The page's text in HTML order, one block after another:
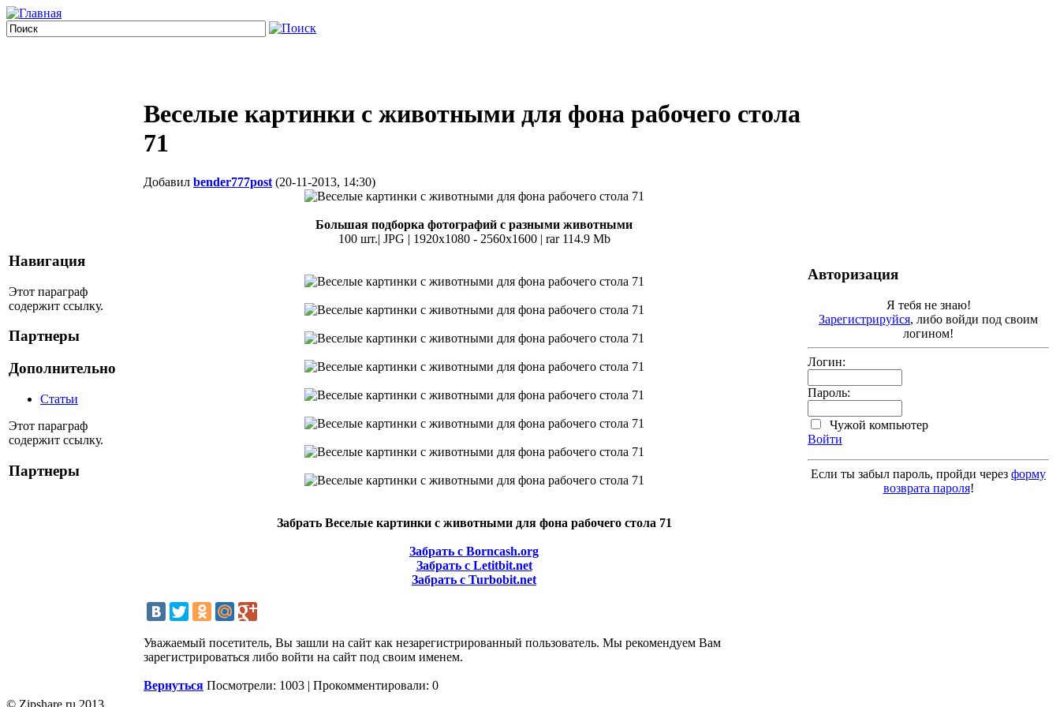
Навигация
Этот параграф
содержит ссылку.
Партнеры
Дополнительно
Статьи
Этот параграф
содержит ссылку.
Партнеры
Веселые картинки с животными для фона рабочего стола
71
Добавил bender777post (20-11-2013, 14:30)
Большая подборка фотографий с разными животными
100 шт.| JPG | 1920x1080 - 2560x1600 | rar 114.9 Mb
Забрать Веселые картинки с животными для фона рабочего стола 71
Забрать с Borncash.org
Забрать с Letitbit.net
Забрать с Turbobit.net
Уважаемый посетитель, Вы зашли на сайт как незарегистрированный пользователь. Мы рекомендуем Вам
зарегистрироваться либо войти на сайт под своим именем.
Вернуться Посмотрели: 1003 | Прокомментировали: 0
Авторизация
Я тебя не знаю!
Зарегистрируйся, либо войди под своим
логином!
Логин:
Пароль:
Чужой компьютер
Войти
Если ты забыл пароль, пройди через форму
возврата пароля!
© Zipshare.ru 2013